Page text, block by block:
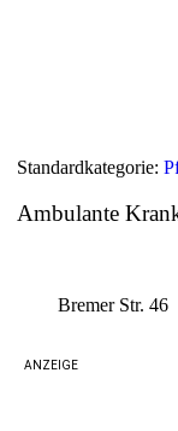
Standardkategorie:
Ambulante
Bremer Str. 46
ANZEIGE